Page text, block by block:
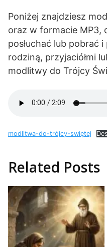
Poniżej znajdziesz
oraz w formacie MP3,
posłuchać lub pobrać
rodziną, przyjaciółmi
modlitwy do Trójcy
modlitwa-do-trójcy-swiętej
Related Posts